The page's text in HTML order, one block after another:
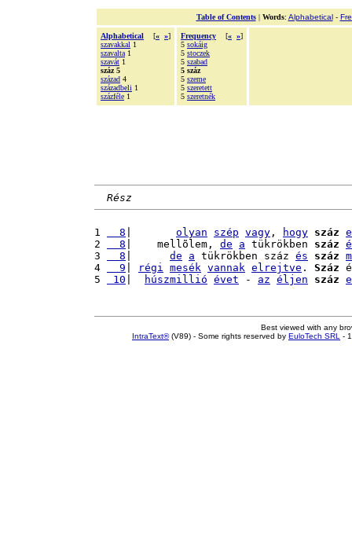
Table of Contents| Words: Alphabetical-
Alphabetical [« »]
szavakkal 1
szavalta 1
szavát 1
száz 5
század 4
századbeli 1
százféle 1
Frequency [« »]
5 sokáig
5 stoczek
5 szabad
5 száz
5 szeme
5 szeretett
5 szeretnék
Rész
1
  8
olyan szép vagy , hogy száz
2
  8
|    mellõlem, de a tükrökben száz
3
  8
de a tükrökben száz és száz
4
  9
régi mesék vannak elrejtve . Száz
5
10 húszmillió évet - az éljen száz
Best viewed with any
IntraText®(V89) - Some rights reserved by EuloTech SRL -